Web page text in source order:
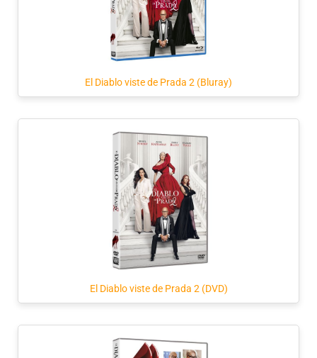
El Diablo viste de Prada 2 (Bluray)
El Diablo viste de Prada 2 (DVD)